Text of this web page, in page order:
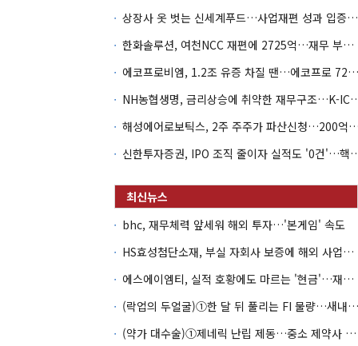
상장사 옷 벗는 신세계푸드…사업재편 성과 입증할까
한화솔루션, 여천NCC 재편에 2725억…재무 부담 커지나
에코프로비엠, 1.2조 유증 차질 땐…에코프로 7270억 '독박'
NH농협생명, 금리상승에 취
해성에어로보틱스, 2주 주주가 파산
신한투자증권, IPO 조직 줄
bhc, 재무체력 앞세워 해외 투자…'본게임' 속도
HS효성첨단소재, 부실 자회사 보증에 해외 사업까지…부담 '가중'
에스에이엠티, 실적 호황에도 마르는 '현금'…재고·달러빚 부담 확대
(락업의 두얼굴)①한 달 뒤 풀리는 FI 물량…새내기주 오버행 경계
(약가 대수술)①제네릭 난립 제동…중소 제약사 수익성 비상